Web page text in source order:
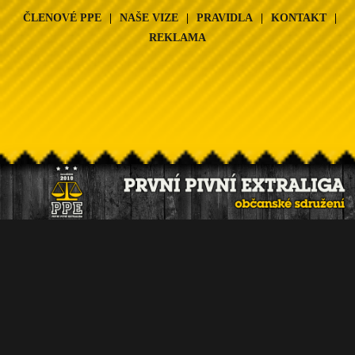
ČLENOVÉ PPE | NAŠE VIZE | PRAVIDLA | KONTAKT |
REKLAMA